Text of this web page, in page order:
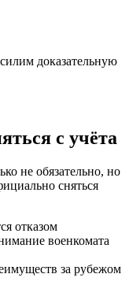
доказательную
с учёта
не обязательно, но
сняться
отказом
военкомата
за рубежом